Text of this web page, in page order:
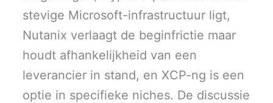
stevige Microsoft-infrastructuur ligt,
Nutanix verlaagt de beginfrictie maar
houdt afhankelijkheid van een
leverancier in stand, en XCP-ng is een
optie in specifieke niches. De discussie